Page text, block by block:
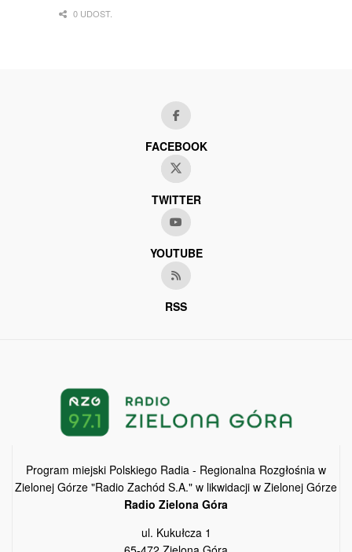
0 UDOST.
FACEBOOK
TWITTER
YOUTUBE
RSS
Program miejski Polskiego Radia - Regionalna Rozgłośnia w
Zielonej Górze "Radio Zachód S.A." w likwidacji w Zielonej Górze
Radio Zielona Góra
ul. Kukułcza 1